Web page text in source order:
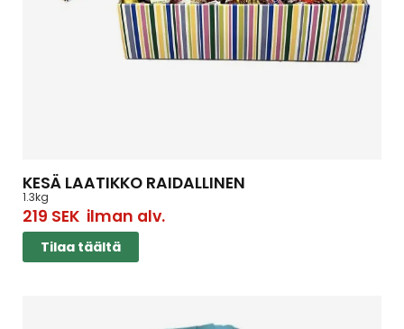
KESÄ LAATIKKO RAIDALLINEN
1.3kg
219 SEKilman alv.
Tilaa täältä